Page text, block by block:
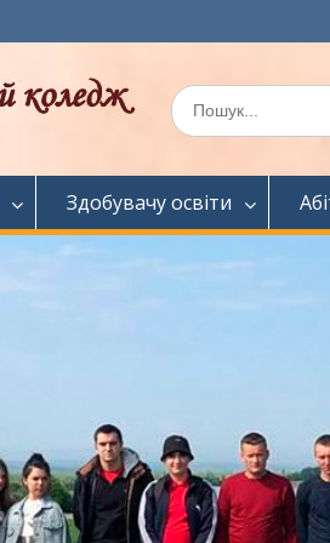
Шукати:
Здобувачу освіти